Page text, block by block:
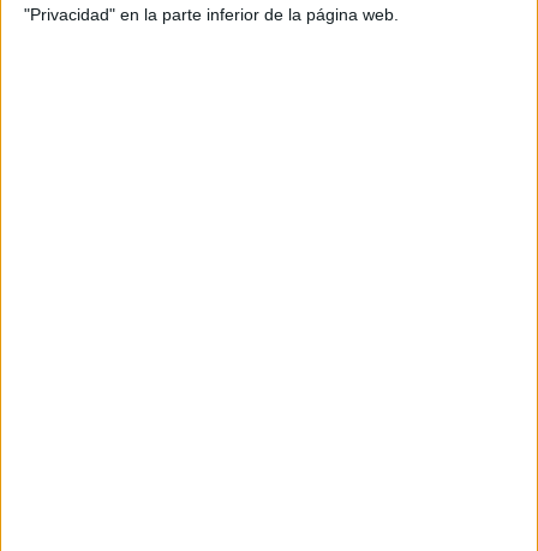
"Privacidad" en la parte inferior de la página web.
SEGUIR LEYENDO